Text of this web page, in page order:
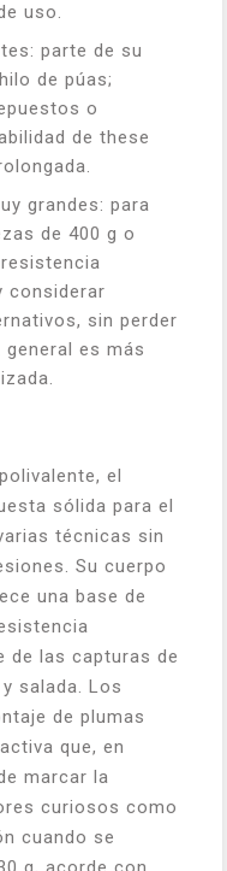
uso.
parte de su
de púas;
o
de these
grandes: para
de 400 g o
considerar
sin perder
es más
el
sólida para el
técnicas sin
Su cuerpo
una base de
de las capturas de
salada. Los
de plumas
que, en
marcar la
curiosos como
cuando se